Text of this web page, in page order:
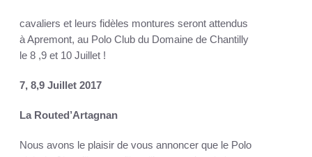
cavaliers et leurs fidèles montures seront attendus
à Apremont, au Polo Club du Domaine de Chantilly
le 8 ,9 et 10 Juillet !
7, 8,9 Juillet 2017
La Routed’Artagnan
Nous avons le plaisir de vous annoncer que le Polo